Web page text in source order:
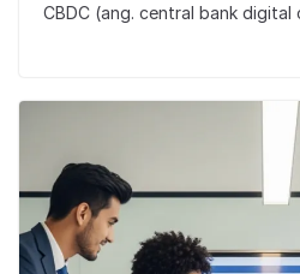
CBDC (ang. central bank